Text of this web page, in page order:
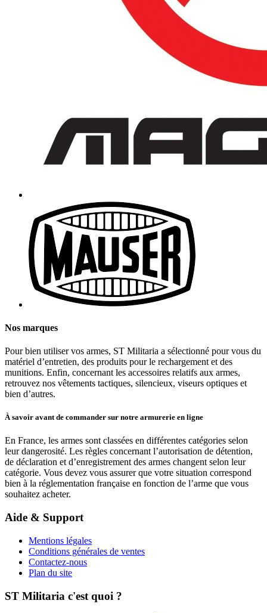
Nos marques
Pour bien utiliser vos armes, ST Militaria a sélectionné pour vous du
matériel d’entretien, des produits pour le rechargement et des
munitions. Enfin, concernant les accessoires relatifs aux armes,
retrouvez nos vêtements tactiques, silencieux, viseurs optiques et
bien d’autres.
À savoir avant de commander sur notre armurerie en ligne
En France, les armes sont classées en différentes catégories selon
leur dangerosité. Les règles concernant l’autorisation de détention,
de déclaration et d’enregistrement des armes changent selon leur
catégorie. Vous devez vous assurer que votre situation correspond
bien à la réglementation française en fonction de l’arme que vous
souhaitez acheter.
Aide & Support
Mentions légales
Conditions générales de ventes
Contactez-nous
Plan du site
ST Militaria c'est quoi ?